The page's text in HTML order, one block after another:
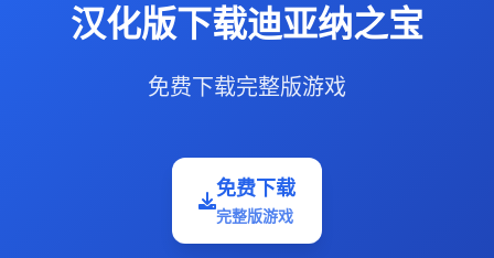
汉化版下载迪亚纳之宝
免费下载完整版游戏
免费下载
完整版游戏